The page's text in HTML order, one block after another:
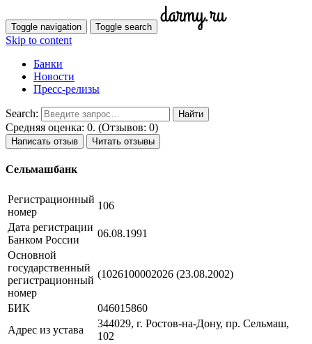
Toggle navigation Toggle search
Skip to content
Банки
Новости
Пресс-релизы
Search:
Средняя оценка: 0. (Отзывов: 0)
Написать отзыв Читать отзывы
Сельмашбанк
Регистрационный
номер
106
Дата регистрации
Банком России
06.08.1991
Основной
государственный
регистрационный
номер
(1026100002026 (23.08.2002)
БИК
046015860
Адрес из устава
344029, г. Ростов-на-Дону, пр. Сельмаш,
102